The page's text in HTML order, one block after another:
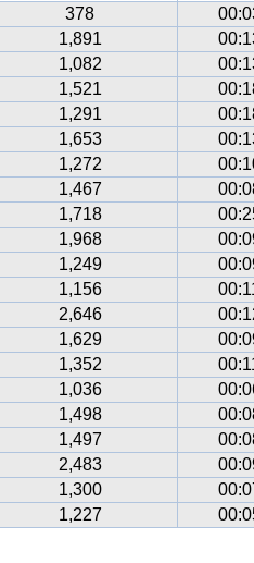
378
1,891
1,082
1,521
1,291
1,653
1,272
1,467
1,718
1,968
1,249
1,156
2,646
1,629
1,352
1,036
1,498
1,497
2,483
1,300
1,227